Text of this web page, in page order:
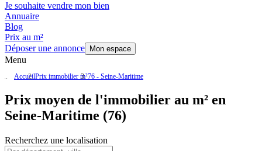
Je souhaite vendre mon bien
Annuaire
Blog
Prix au m²
Déposer une annonce
Mon espace
Menu
AccueilPrix immobilier m²76 - Seine-Maritime
Prix moyen de l'immobilier au m² en
Seine-Maritime (76)
Recherchez une localisation